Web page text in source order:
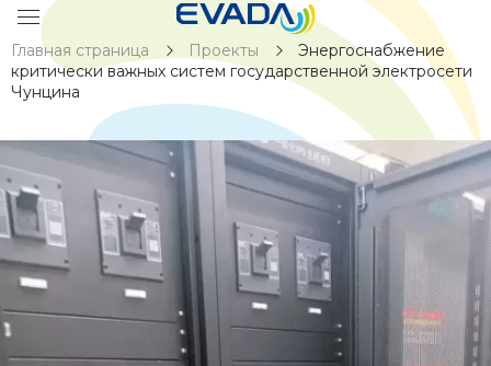
Главная страница Проекты
Энергоснабжение
критически важных систем государственной электросети
Чунцина